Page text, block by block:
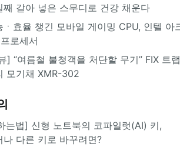
째 갈아 넣은 스무디로 건강 채운다
ㆍ효율 챙긴 모바일 게이밍 CPU, 인텔 아
로세서
] “여름철 불청객을 처단할 무기” FIX 트랩
모기채 XMR-302
는법] 신형 노트북의 코파일럿(AI) 키,
나 다른 키로 바꾸려면?